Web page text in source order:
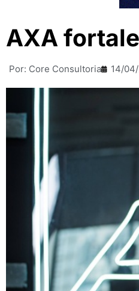
AXA
Por: Core Consultoria 14/